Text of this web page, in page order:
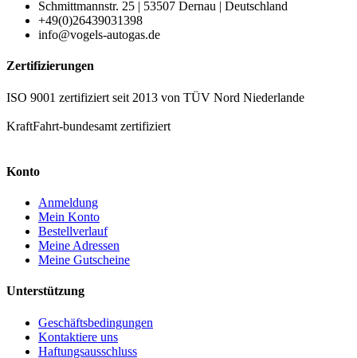
Schmittmannstr. 25 | 53507 Dernau | Deutschland
+49(0)26439031398
info@vogels-autogas.de
Zertifizierungen
ISO 9001 zertifiziert seit 2013 von TÜV Nord Niederlande
KraftFahrt-bundesamt zertifiziert
Konto
Anmeldung
Mein Konto
Bestellverlauf
Meine Adressen
Meine Gutscheine
Unterstützung
Geschäftsbedingungen
Kontaktiere uns
Haftungsausschluss